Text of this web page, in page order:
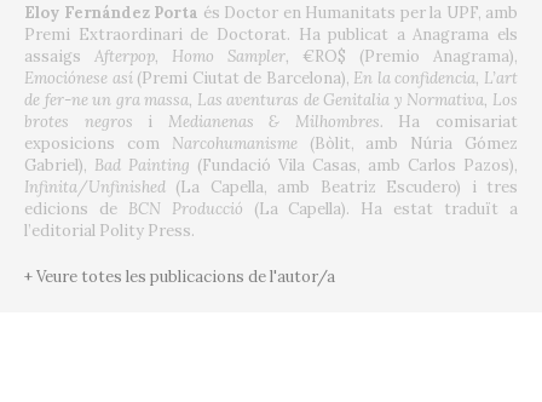
Eloy Fernández Porta és Doctor en Humanitats per la UPF, amb
Premi Extraordinari de Doctorat. Ha publicat a Anagrama els
assaigs Afterpop, Homo Sampler, €RO$ (Premio Anagrama),
Emociónese así(Premi Ciutat de Barcelona), En la confidencia, L’art
de fer-ne un gra massa, Las aventuras de Genitalia y Normativa, Los
brotes negros i Medianenas & Milhombres. Ha comisariat
exposicions com Narcohumanisme(Bòlit, amb Núria Gómez
Gabriel), Bad Painting (Fundació Vila Casas, amb Carlos Pazos),
Infinita/Unfinished (La Capella, amb Beatriz Escudero) i tres
edicions de BCN Producció (La Capella). Ha estat traduït a
l’editorial Polity Press.
+ Veure totes les publicacions de l'autor/a